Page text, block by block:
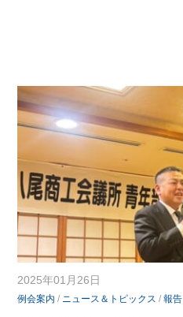
2025年01月26日
例会案内 / ニュース＆トピックス /報告